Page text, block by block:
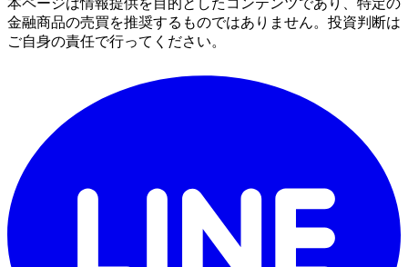
本ページは情報提供を目的としたコンテンツであり、特定の
金融商品の売買を推奨するものではありません。投資判断は
ご自身の責任で行ってください。